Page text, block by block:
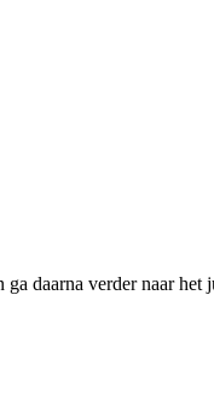
daarna verder naar het